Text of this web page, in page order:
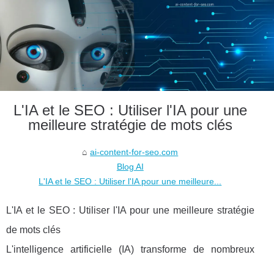
L'IA et le SEO : Utiliser l'IA pour une
meilleure stratégie de mots clés
ai-content-for-seo.com
Blog AI
L'IA et le SEO : Utiliser l'IA pour une meilleure...
L'IA et le SEO : Utiliser l'IA pour une meilleure stratégie
de mots clés
L'intelligence artificielle (IA) transforme de nombreux